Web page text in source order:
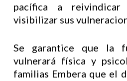
pacífica a
visibilizar sus
Se garantice que la
vulnerará física y
familias Embera que el